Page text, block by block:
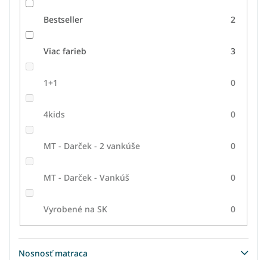
Bestseller 2
Viac farieb 3
1+1 0
4kids 0
MT - Darček - 2 vankúše 0
MT - Darček - Vankúš 0
Vyrobené na SK 0
Nosnosť matraca